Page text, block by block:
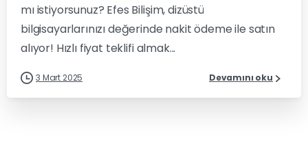
mı istiyorsunuz? Efes Bilişim, dizüstü
bilgisayarlarınızı değerinde nakit ödeme ile satın
alıyor! Hızlı fiyat teklifi almak...
3 Mart 2025 Devamını oku